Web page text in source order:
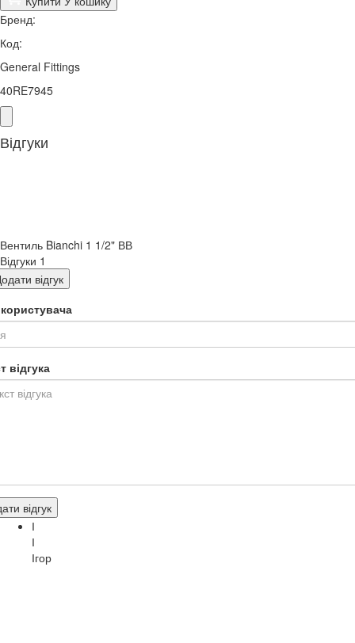
Бренд:
Код:
General Fittings
40RE7945
Відгуки
Вентиль Bianchi 1 1/2" ВВ
Відгуки 1
відгук
відгука
відгук
І
І
Ігор